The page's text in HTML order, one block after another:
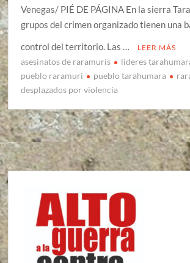
Venegas/ PIÉ DE PÁGINA En la sierra
grupos del crimen organizado tienen una
control del territorio. Las …
LEER MÁS
asesinatos de raramuris
lideres
pueblo raramuri
pueblo tarahumara
desplazados por violencia